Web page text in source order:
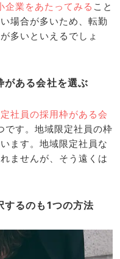
企業をあたってみる こと
場合が多いため、転勤
多いといえるでしょ
ある会社を選ぶ
社員の採用枠がある会
です。地域限定社員の枠
ます。地域限定社員な
ませんが、そう遠くは
るのも1つの方法